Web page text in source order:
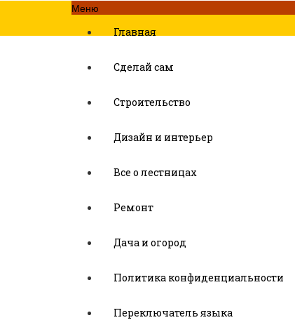
Меню
Главная
Сделай сам
Строительство
Дизайн и интерьер
Все о лестницах
Ремонт
Дача и огород
Политика конфиденциальности
Переключатель языка